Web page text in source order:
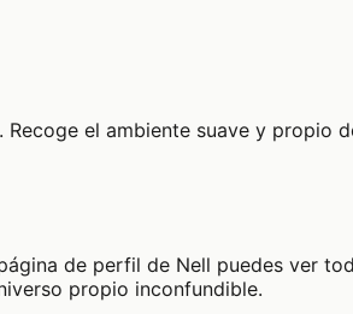
el ambiente suave y
de perfil de Nell puedes ver
propio inconfundible.